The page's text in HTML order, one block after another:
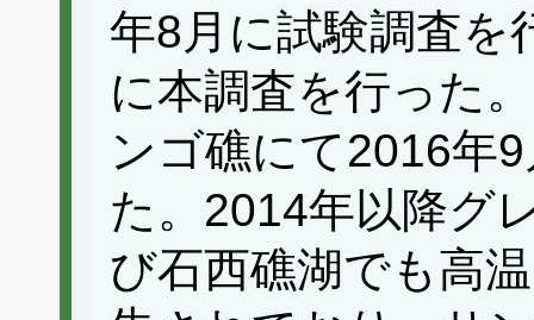
年8月に試験調査を
に本調査を行った
ンゴ礁にて2016年
た。2014年以降グ
び石西礁湖でも高